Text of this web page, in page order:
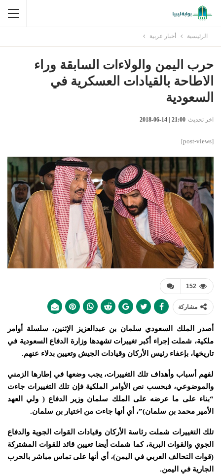
الرئيسية أخبار عربية
حرب اليمن والولاءات السابقة وراء
الاطاحة بالقيادات العسكرية في
السعودية
اخر تحديث 21:00 | 14-06-2018
[post-views]
152
مشاركة
أصدر الملك السعودي سلمان بن عبدالعزيز الإثنين، سلسلة أوامر
ملكية، شملت إجراء أكبر تغييرات تشهدها وزارة الدفاع السعودية في
تاريخها، بإعفاء رئيس الأركان وقيادات الجيش وتعيين بدلاء عنهم.
لفهم أسباب وأهداف تلك التغييرات، يجب وضعها في إطارها الزمني
والموضوعي، فبحسب نص الأوامر الملكية فإن تلك التغييرات جاءت
“بناء على ما عرضه على الملك سلمان وزير الدفاع ( ولي العهد
الأمير محمد بن سلمان)”، أي أنها جاءت من اختيار بن سلمان.
تلك التغييرات شملت رئاسة الأركان وقيادات القوات الجوية والدفاع
الجوي والقوات البرية، كما شملت أيضا تعيين قائد للقوات المشتركة
(قوات التحالف العربي في اليمن)، أي أنها على تماس مباشر بالحرب
الجارية في اليمن.